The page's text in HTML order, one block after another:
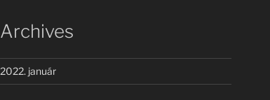
Archives
2022. január